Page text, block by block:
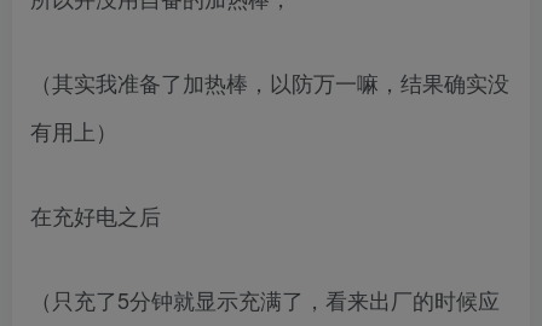
（其实我准备了加热棒，以防万一嘛，结果确实没
有用上）
在充好电之后
（只充了5分钟就显示充满了，看来出厂的时候应